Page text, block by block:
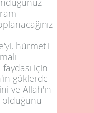
hürmetli
için
göklerde
ve Allah'ın
olduğunu